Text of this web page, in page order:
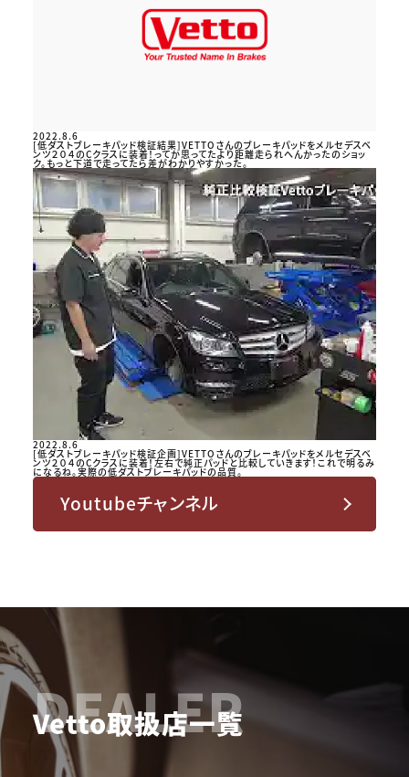
2022.8.6
[低ダストブレーキパッド検証結果]VETTOさんのブレーキパッドをメルセデスベ
ンツ２０４のCクラスに装着！ってか思ってたより距離走られへんかったのショッ
ク。もっと下道で走ってたら差がわかりやすかった。
2022.8.6
[低ダストブレーキパッド検証企画]VETTOさんのブレーキパッドをメルセデスベ
ンツ２０４のCクラスに装着！左右で純正パッドと比較していきます！これで明るみ
になるね。実際の低ダストブレーキパッドの品質。
Youtubeチャンネル
DEALER
Vetto取扱店一覧